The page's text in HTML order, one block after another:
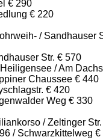
€ 290
€ 220
/ Sandhauser
Str. € 570
/ Am
Chaussee € 440
€ 420
Weg € 330
/ Zeltinger
/ Schwarzkittelweg €